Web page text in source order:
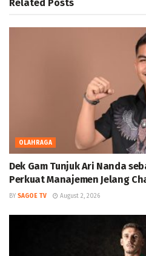
Related Posts
OLAHRAGA
Dek Gam Tunjuk Ari Nanda
Perkuat Manajemen Jelang
BY SAGOE TV August 2, 2026